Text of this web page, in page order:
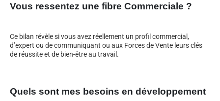
Vous ressentez une fibre Commerciale ?
Ce bilan révèle si vous avez réellement un profil commercial,
d’expert ou de communiquant ou aux Forces de Vente leurs clés
de réussite et de bien-être au travail.
Quels sont mes besoins en développement